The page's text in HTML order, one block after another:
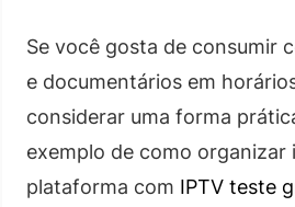
Se você gosta de consumir
e documentários em
considerar uma forma
exemplo de como organizar
plataforma com IPTV teste